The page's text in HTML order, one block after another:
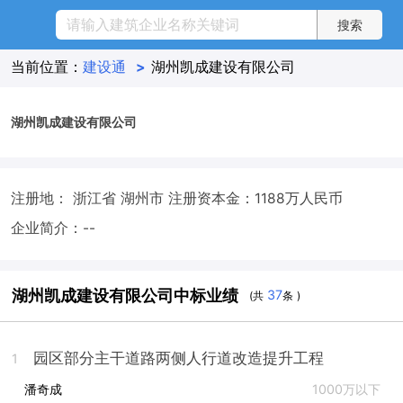
当前位置： 建设通 > 湖州凯成建设有限公司
湖州凯成建设有限公司
注册地： 浙江省 湖州市 注册资本金：1188万人民币
企业简介：--
湖州凯成建设有限公司中标业绩 (共 37条 )
1 园区部分主干道路两侧人行道改造提升工程
潘奇成 1000万以下